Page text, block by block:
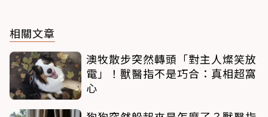
相關文章
澳牧散步突然轉頭「對主人燦笑放
電」！獸醫指不是巧合：真相超窩
心